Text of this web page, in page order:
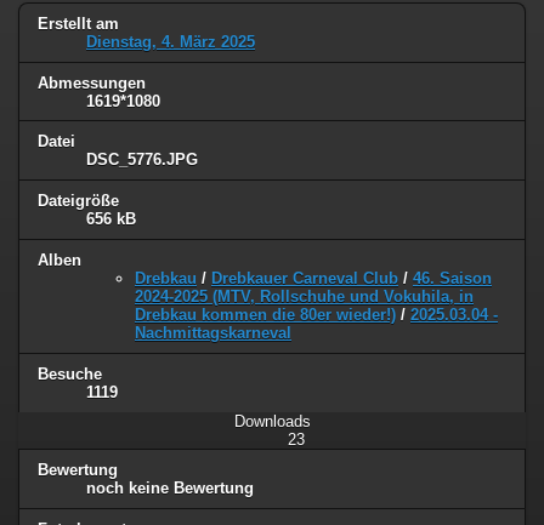
Erstellt am
Dienstag, 4. März 2025
Abmessungen
1619*1080
Datei
DSC_5776.JPG
Dateigröße
656 kB
Alben
Drebkau / Drebkauer Carneval Club / 46. Saison
2024-2025 (MTV, Rollschuhe und Vokuhila, in
Drebkau kommen die 80er wieder!) / 2025.03.04 -
Nachmittagskarneval
Besuche
1119
Downloads
23
Bewertung
noch keine Bewertung